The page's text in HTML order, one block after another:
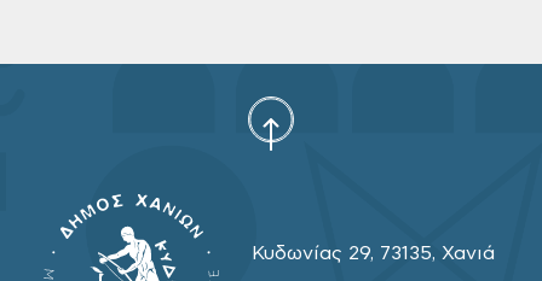
Κυδωνίας 29, 73135, Χανιά